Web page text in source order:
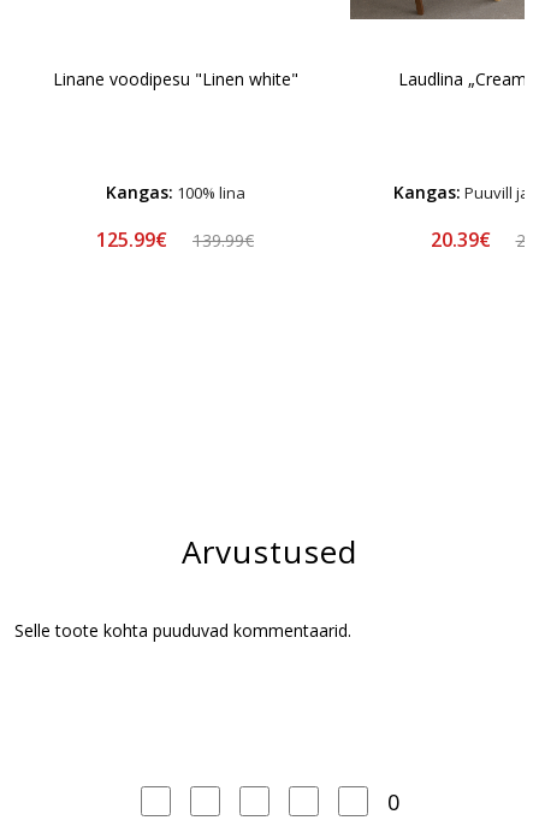
Linane voodipesu "Linen white"
Kangas: 100% lina
125.99€ 139.99€
Laudlina
Kangas: Puuvill ja
20.39€
Arvustused
Selle toote kohta puuduvad kommentaarid.
0